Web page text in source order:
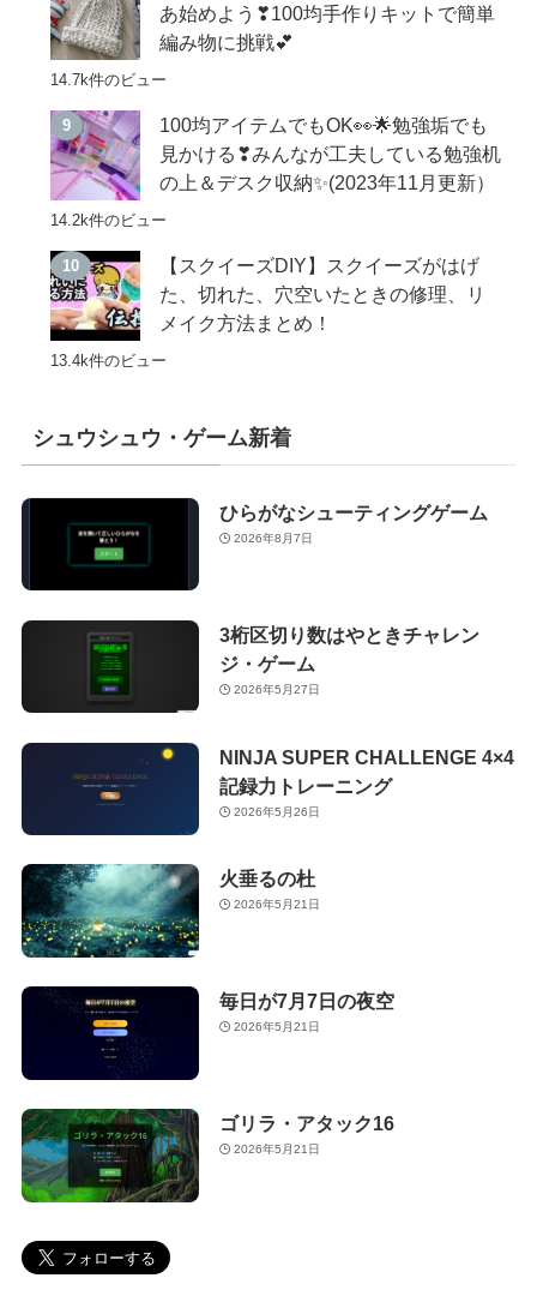
あ始めよう❣100均手作りキットで簡単
編み物に挑戦💕
14.7k件のビュー
100均アイテムでもOK👀🌟勉強垢でも
見かける❣みんなが工夫している勉強机
の上＆デスク収納✨(2023年11月更新）
14.2k件のビュー
【スクイーズDIY】スクイーズがはげ
た、切れた、穴空いたときの修理、リ
メイク方法まとめ！
13.4k件のビュー
シュウシュウ・ゲーム新着
ひらがなシューティングゲーム
2026年8月7日
3桁区切り数はやときチャレン
ジ・ゲーム
2026年5月27日
NINJA SUPER CHALLENGE 4×4
記録力トレーニング
2026年5月26日
火垂るの杜
2026年5月21日
毎日が7月7日の夜空
2026年5月21日
ゴリラ・アタック16
2026年5月21日